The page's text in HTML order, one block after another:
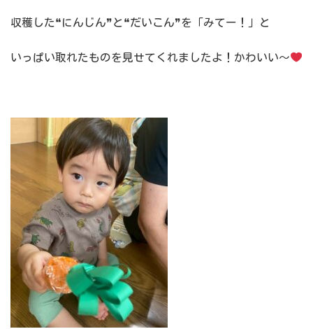
収穫した❝にんじん❞と❝だいこん❞を「みてー！」と
いっぱい取れたものを見せてくれましたよ！かわいい～